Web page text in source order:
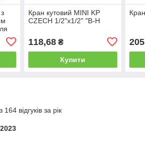
Кран кутовий MINI KP
CZECH 1/2"х1/2" "В-Н
118,68₴
Купити
відгуків за рік